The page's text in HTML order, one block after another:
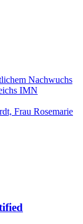
Nachwuchs
IMN
Frau Rosemarie